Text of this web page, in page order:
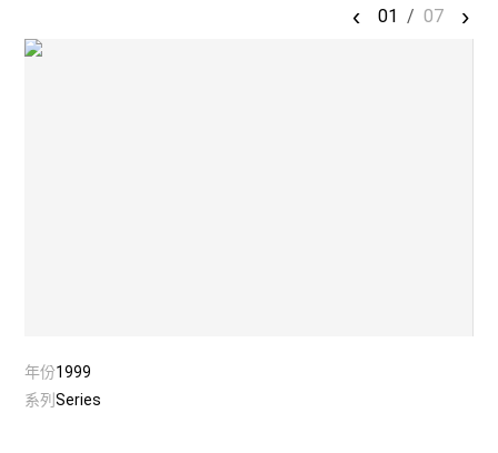
‹ 01 / 07 ›
年份1999
系列Series